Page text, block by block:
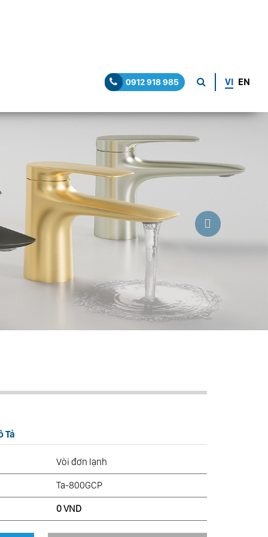
VI EN
0912 918 985
Tả
Vòi đơn lạnh
Ta-800GCP
0 VND